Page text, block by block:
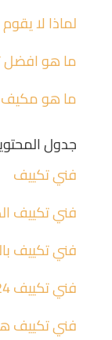
لماذا لا
ما هو افضل
ما هو مكيف
جدول
فني تكييف
فني تكييف
فني تكييف
فني تكييف 24 ساعة
فني تكييف